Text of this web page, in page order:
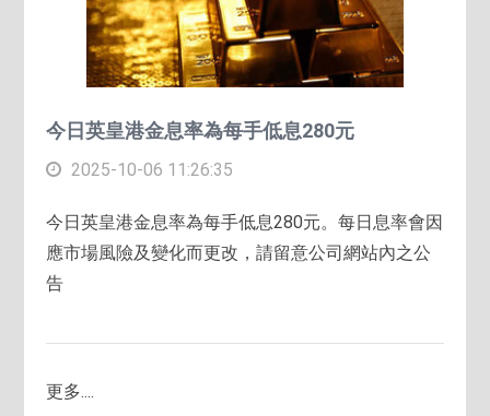
今日英皇港金息率為每手低息280元
2025-10-06 11:26:35
今日英皇港金息率為每手低息280元。每日息率會因
應市場風險及變化而更改，請留意公司網站內之公
告
更多....